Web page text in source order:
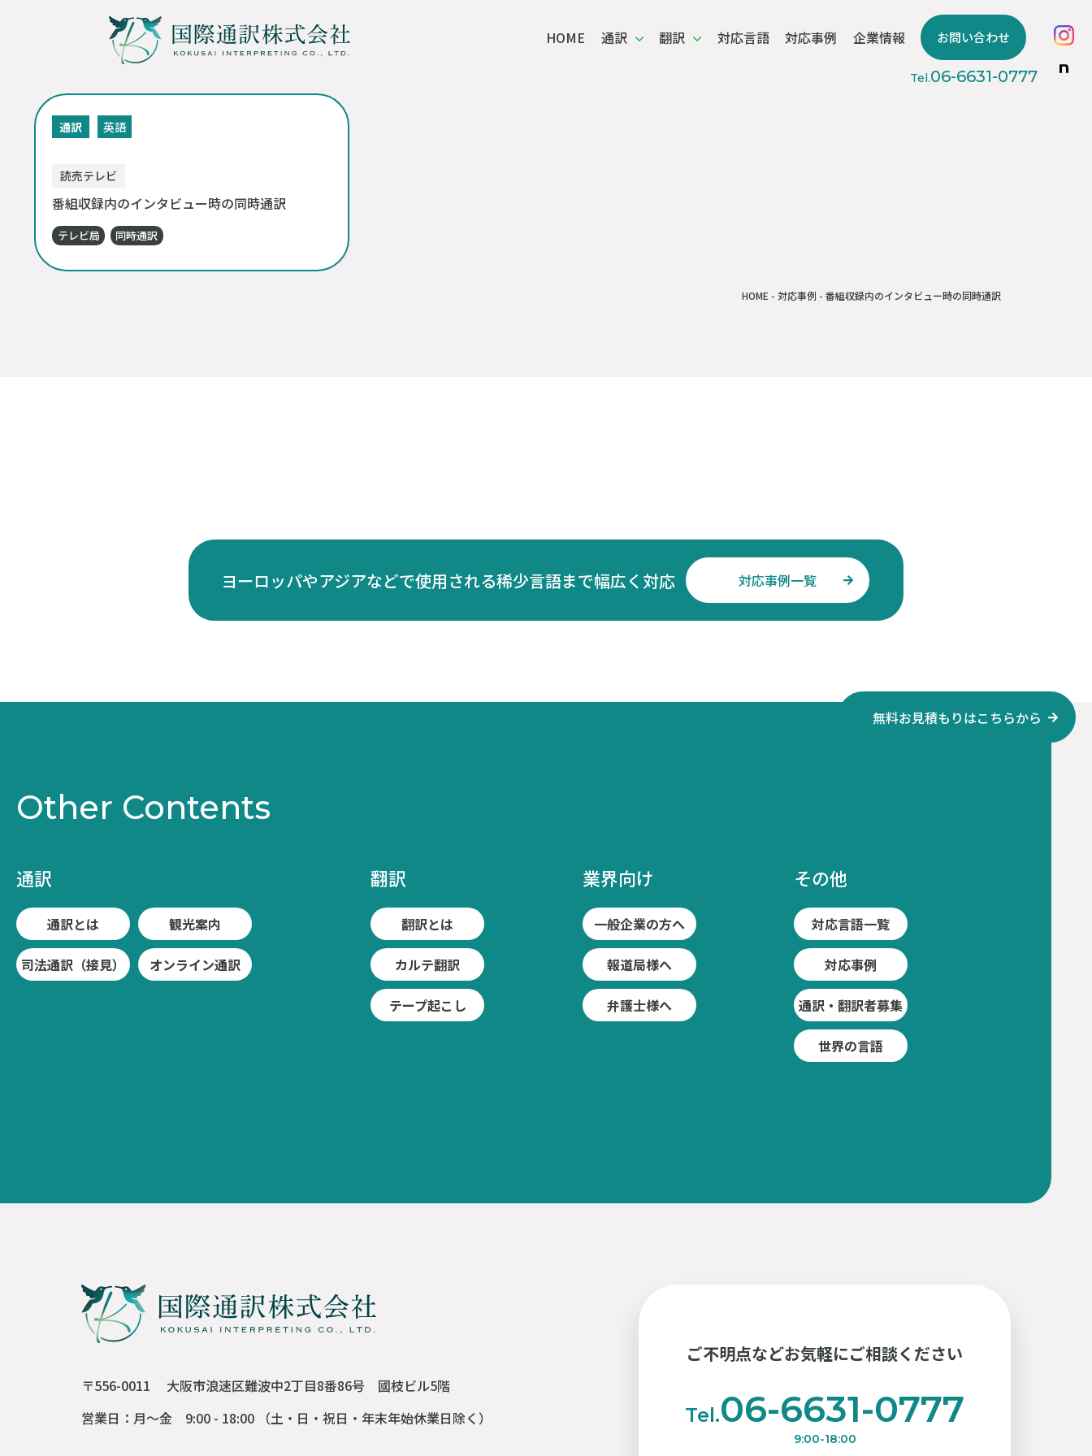
HOME 通訳 翻訳 対応言語 対応事例 企業情報 お問い合わせ
Tel.06-6631-0777
HOME - 対応事例 - 番組収録内のインタビュー時の同時通訳
通訳 英語
読売テレビ
番組収録内のインタビュー時の同時通訳
テレビ局 同時通訳
ヨーロッパやアジアなどで使用される稀少言語まで幅広く対応 対応事例一覧
無料お見積もりはこちらから
Other Contents
通訳
通訳とは 観光案内
司法通訳（接見） オンライン通訳
翻訳
翻訳とは
カルテ翻訳
テープ起こし
業界向け
一般企業の方へ
報道局様へ
弁護士様へ
その他
対応言語一覧
対応事例
通訳・翻訳者募集
世界の言語
〒556-0011
大阪市浪速区難波中2丁目8番86号 國枝ビル5階
営業日：月～金 9:00 - 18:00 （土・日・祝日・年末年始休業日除く）
ご不明点などお気軽にご相談ください
Tel.06-6631-0777
9:00-18:00